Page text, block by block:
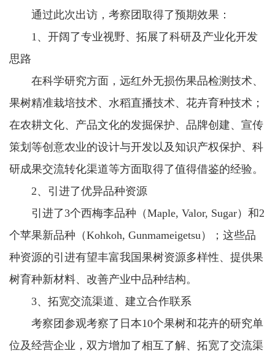
通过此次出访，考察团取得了预期效果：
1、开阔了专业视野、拓展了科研及产业化开发
思路
在科学研究方面，远红外无损伤果品检测技术、
果树精准栽培技术、水稻直播技术、花卉育种技术；
在农耕文化、产品文化的发掘保护、品牌创建、宣传
策划等创意农业的设计与开发以及知识产权保护、科
研成果交流转化渠道等方面取得了值得借鉴的经验。
2、引进了优异品种资源
引进了3个西梅李品种（Maple, Valor, Sugar）和2
个苹果新品种（Kohkoh, Gunmameigetsu）；这些品
种资源的引进有望丰富我国果树资源多样性、提供果
树育种新材料、改善产业中品种结构。
3、拓宽交流渠道、建立合作联系
考察团参观考察了日本10个果树和花卉的研究单
位及经营企业，双方增加了相互了解、拓宽了交流渠